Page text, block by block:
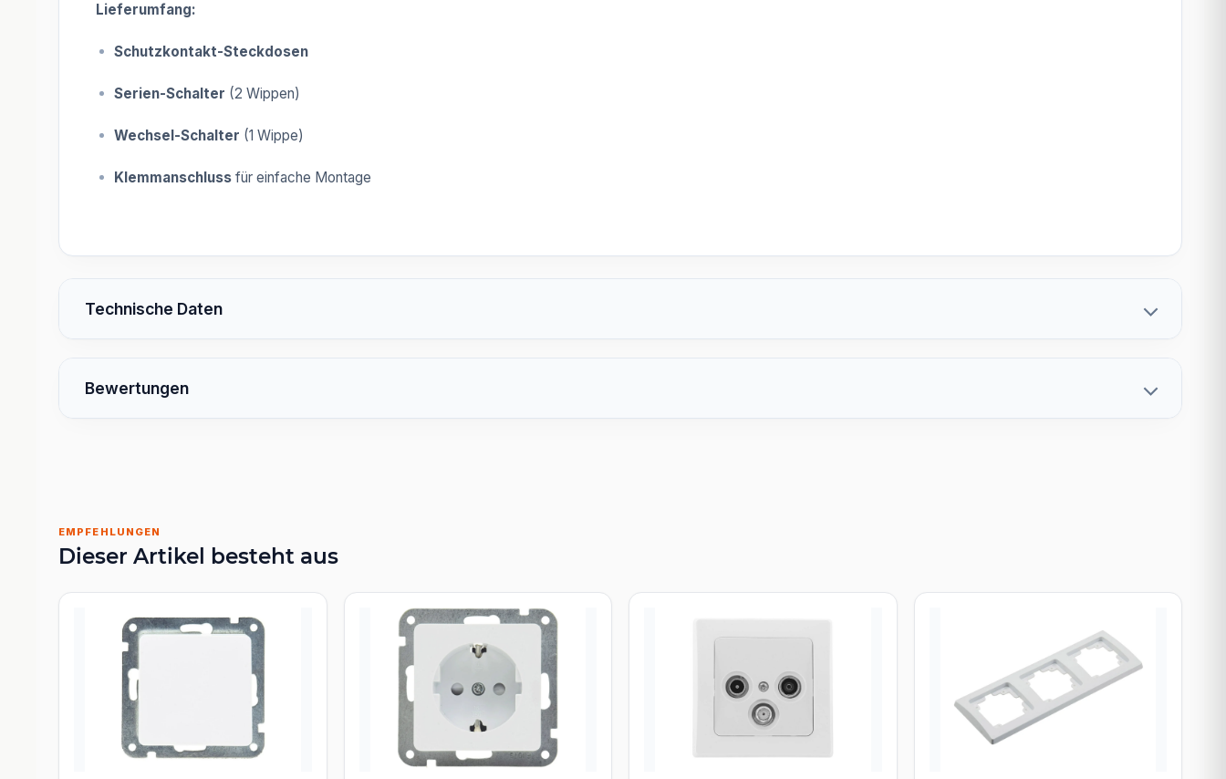
Lieferumfang:
Schutzkontakt-Steckdosen
Serien-Schalter (2 Wippen)
Wechsel-Schalter (1 Wippe)
Klemmanschluss für einfache Montage
Technische Daten
Bewertungen
EMPFEHLUNGEN
Dieser Artikel besteht aus